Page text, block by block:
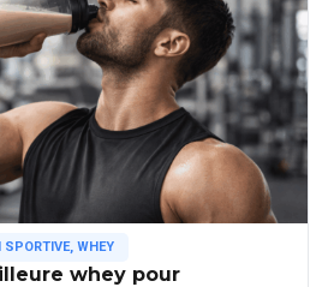
SPORTIVE, WHEY
whey pour